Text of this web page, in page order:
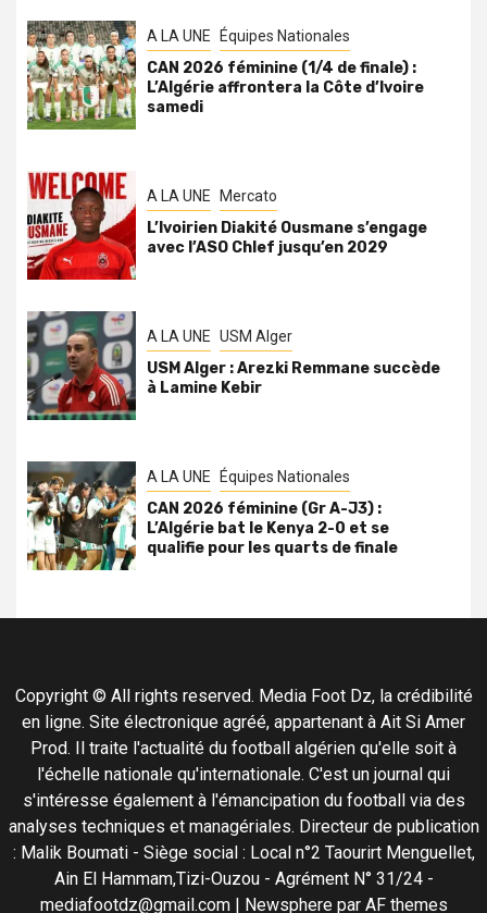
A LA UNE Équipes Nationales
CAN 2026 féminine (1/4 de finale) :
L’Algérie affrontera la Côte d’Ivoire
samedi
A LA UNE Mercato
L’Ivoirien Diakité Ousmane s’engage
avec l’ASO Chlef jusqu’en 2029
A LA UNE USM Alger
USM Alger : Arezki Remmane succède
à Lamine Kebir
A LA UNE Équipes Nationales
CAN 2026 féminine (Gr A-J3) :
L’Algérie bat le Kenya 2-0 et se
qualifie pour les quarts de finale
Copyright © All rights reserved. Media Foot Dz, la crédibilité
en ligne. Site électronique agréé, appartenant à Ait Si Amer
Prod. Il traite l'actualité du football algérien qu'elle soit à
l'échelle nationale qu'internationale. C'est un journal qui
s'intéresse également à l'émancipation du football via des
analyses techniques et managériales. Directeur de publication
: Malik Boumati - Siège social : Local n°2 Taourirt Menguellet,
Ain El Hammam,Tizi-Ouzou - Agrément N° 31/24 -
mediafootdz@gmail.com | Newspherepar AF themes